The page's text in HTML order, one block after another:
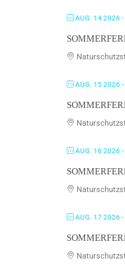
AUG. 14 2026-
AUG. 15 2026-
AUG. 16 2026-
AUG. 17 2026-